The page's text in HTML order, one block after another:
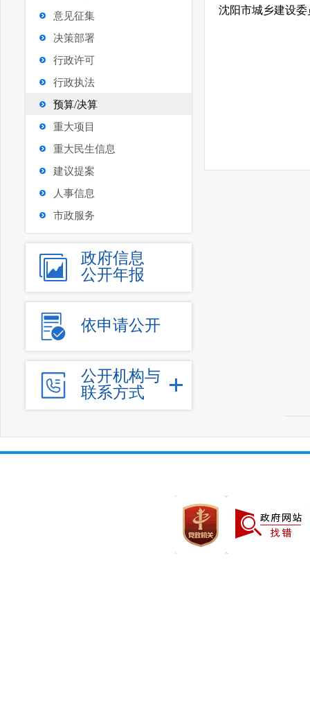
意见征集
决策部署
行政许可
行政执法
预算/决算
重大项目
重大民生信息
建议提案
人事信息
市政服务
政府信息
公开年报
依申请公开
公开机构与
联系方式
沈阳市城乡建设委